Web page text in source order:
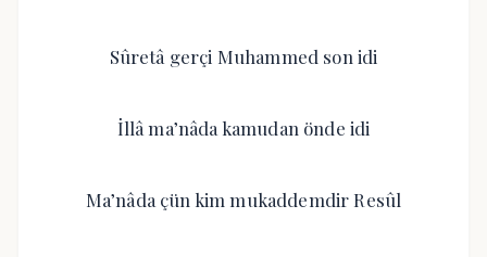
Sûretâ gerçi Muhammed son idi
İllâ ma’nâda kamudan önde idi
Ma’nâda çün kim mukaddemdir Resûl